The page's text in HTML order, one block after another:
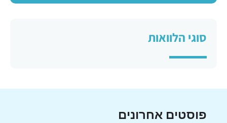
סוגי הלוואות
פוסטים אחרונים